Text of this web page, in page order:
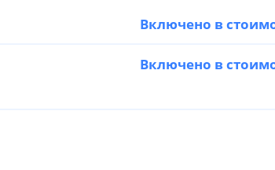
Включено в
Включено в